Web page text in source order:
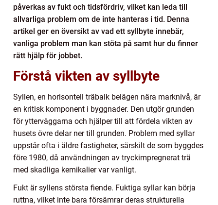
påverkas av fukt och tidsfördriv, vilket kan leda till
allvarliga problem om de inte hanteras i tid. Denna
artikel ger en översikt av vad ett syllbyte innebär,
vanliga problem man kan stöta på samt hur du finner
rätt hjälp för jobbet.
Förstå vikten av syllbyte
Syllen, en horisontell träbalk belägen nära marknivå, är
en kritisk komponent i byggnader. Den utgör grunden
för ytterväggarna och hjälper till att fördela vikten av
husets övre delar ner till grunden. Problem med syllar
uppstår ofta i äldre fastigheter, särskilt de som byggdes
före 1980, då användningen av tryckimpregnerat trä
med skadliga kemikalier var vanligt.
Fukt är syllens största fiende. Fuktiga syllar kan börja
ruttna, vilket inte bara försämrar deras strukturella